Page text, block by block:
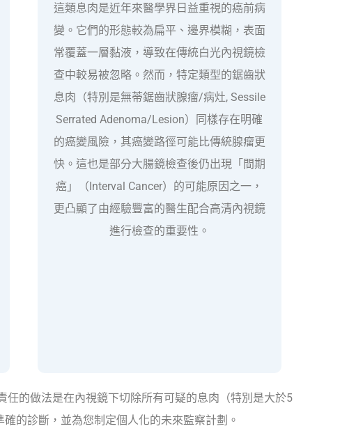
這類息肉是近年來醫學界日益重視的癌前病
變。它們的形態較為扁平、邊界模糊，表面
常覆蓋一層黏液，導致在傳統白光內視鏡檢
查中較易被忽略。然而，特定類型的鋸齒狀
息肉（特別是無蒂鋸齒狀腺瘤/病灶, Sessile
Serrated Adenoma/Lesion）同樣存在明確
的癌變風險，其癌變路徑可能比傳統腺瘤更
快。這也是部分大腸鏡檢查後仍出現「間期
癌」（Interval Cancer）的可能原因之一，
更凸顯了由經驗豐富的醫生配合高清內視鏡
進行檢查的重要性。
的做法是在內視鏡下切除所有可疑的息肉（特別是大於5
的診斷，並為您制定個人化的未來監察計劃。